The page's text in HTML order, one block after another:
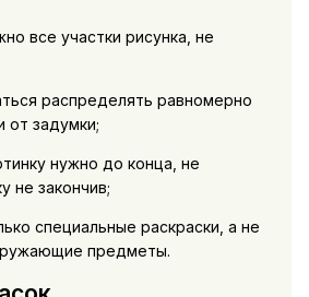
все участки рисунка, не
распределять равномерно
от задумки;
нужно до конца, не
не закончив;
специальные раскраски, а не
предметы.